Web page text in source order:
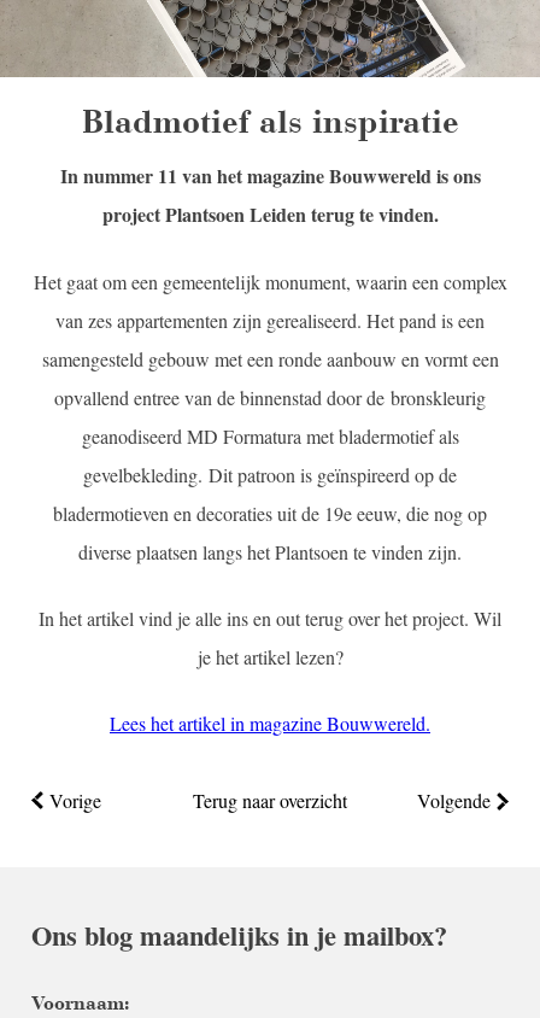
Bladmotief als inspiratie
In nummer 11 van het magazine Bouwwereld is ons
project Plantsoen Leiden terug te vinden.
Het gaat om een gemeentelijk monument, waarin een complex
van zes appartementen zijn gerealiseerd. Het pand is een
samengesteld gebouw met een ronde aanbouw en vormt een
opvallend entree van de binnenstad door de bronskleurig
geanodiseerd MD Formatura met bladermotief als
gevelbekleding. Dit patroon is geïnspireerd op de
bladermotieven en decoraties uit de 19e eeuw, die nog op
diverse plaatsen langs het Plantsoen te vinden zijn.
In het artikel vind je alle ins en out terug over het project. Wil
je het artikel lezen?
Lees het artikel in magazine Bouwwereld.
Vorige Terug naar overzicht Volgende
Ons blog maandelijks in je mailbox?
Voornaam: